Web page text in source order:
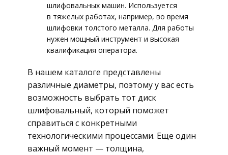
шлифовальных машин. Используется
в тяжелых работах, например, во время
шлифовки толстого металла. Для работы
нужен мощный инструмент и высокая
квалификация оператора.
В нашем каталоге представлены
различные диаметры, поэтому у вас есть
возможность выбрать тот диск
шлифовальный, который поможет
справиться с конкретными
технологическими процессами. Еще один
важный момент — толщина,